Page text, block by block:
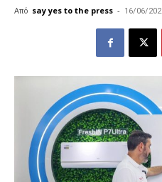
Από say yes to the press - 16/06/